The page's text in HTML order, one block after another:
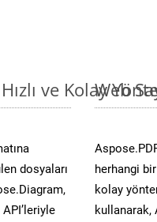
ve Kolay
dosyaları
Web
herhangi
kolay
kullanarak,